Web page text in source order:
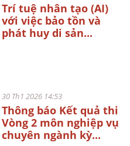
Trí tuệ nhân tạo (AI)
với việc bảo tồn và
phát huy di sản...
30 Th1 2026 14:53
Thông báo Kết quả thi
Vòng 2 môn nghiệp vụ
chuyên ngành kỳ...